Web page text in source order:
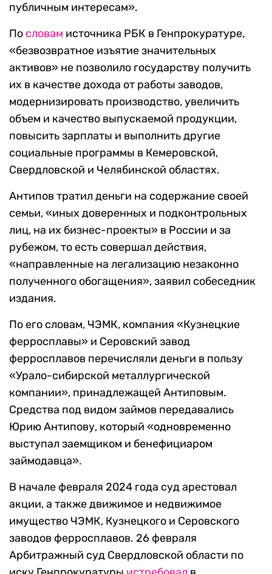
публичным интересам».
По словам источника РБК в Генпрокуратуре,
«безвозвратное изъятие значительных
активов» не позволило государству получить
их в качестве дохода от работы заводов,
модернизировать производство, увеличить
объем и качество выпускаемой продукции,
повысить зарплаты и выполнить другие
социальные программы в Кемеровской,
Свердловской и Челябинской областях.
Антипов тратил деньги на содержание своей
семьи, «иных доверенных и подконтрольных
лиц, на их бизнес-проекты» в России и за
рубежом, то есть совершал действия,
«направленные на легализацию незаконно
полученного обогащения», заявил собеседник
издания.
По его словам, ЧЭМК, компания «Кузнецкие
ферросплавы» и Серовский завод
ферросплавов перечисляли деньги в пользу
«Урало-сибирской металлургической
компании», принадлежащей Антиповым.
Средства под видом займов передавались
Юрию Антипову, который «одновременно
выступал заемщиком и бенефициаром
займодавца».
В начале февраля 2024 года суд арестовал
акции, а также движимое и недвижимое
имущество ЧЭМК, Кузнецкого и Серовского
заводов ферросплавов. 26 февраля
Арбитражный суд Свердловской области по